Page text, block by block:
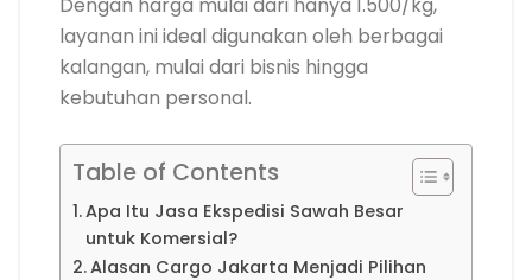
layanan ini ideal digunakan oleh berbagai
kalangan, mulai dari bisnis hingga
kebutuhan personal.
Table of Contents
Apa Itu Jasa Ekspedisi Sawah Besar
untuk Komersial?
Alasan Cargo Jakarta Menjadi Pilihan